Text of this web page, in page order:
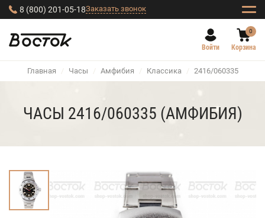
8 (800) 201-05-18Заказать звонок
Войти
0
Корзина
Главная / Часы / Амфибия / Классика / 2416/060335
ЧАСЫ 2416/060335 (АМФИБИЯ)